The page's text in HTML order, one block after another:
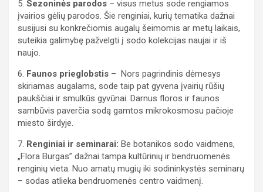
5. Sezoninės parodos – visus metus sode rengiamos
įvairios gėlių parodos. Šie renginiai, kurių tematika dažnai
susijusi su konkrečiomis augalų šeimomis ar metų laikais,
suteikia galimybę pažvelgti į sodo kolekcijas naujai ir iš
naujo.
6. Faunos prieglobstis – Nors pagrindinis dėmesys
skiriamas augalams, sode taip pat gyvena įvairių rūšių
paukščiai ir smulkūs gyvūnai. Darnus floros ir faunos
sambūvis paverčia sodą gamtos mikrokosmosu pačioje
miesto širdyje.
7. Renginiai ir seminarai: Be botanikos sodo vaidmens,
„Flora Burgas” dažnai tampa kultūrinių ir bendruomenės
renginių vieta. Nuo amatų mugių iki sodininkystės seminarų
– sodas atlieka bendruomenės centro vaidmenį.